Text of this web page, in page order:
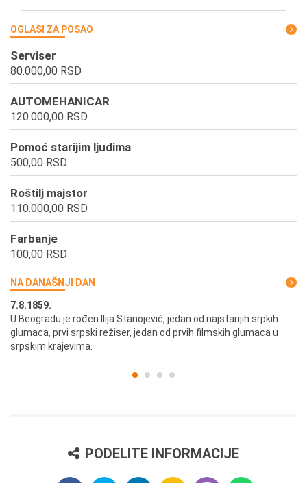
OGLASI ZA POSAO
Serviser
80.000,00 RSD
AUTOMEHANICAR
120.000,00 RSD
Pomoć starijim ljudima
500,00 RSD
Roštilj majstor
110.000,00 RSD
Farbanje
100,00 RSD
NA DANAŠNJI DAN
7.8.1859.
U Beogradu je rođen Ilija Stanojević, jedan od najstarijih srpkih
glumaca, prvi srpski režiser, jedan od prvih filmskih glumaca u
srpskim krajevima.
PODELITE INFORMACIJE